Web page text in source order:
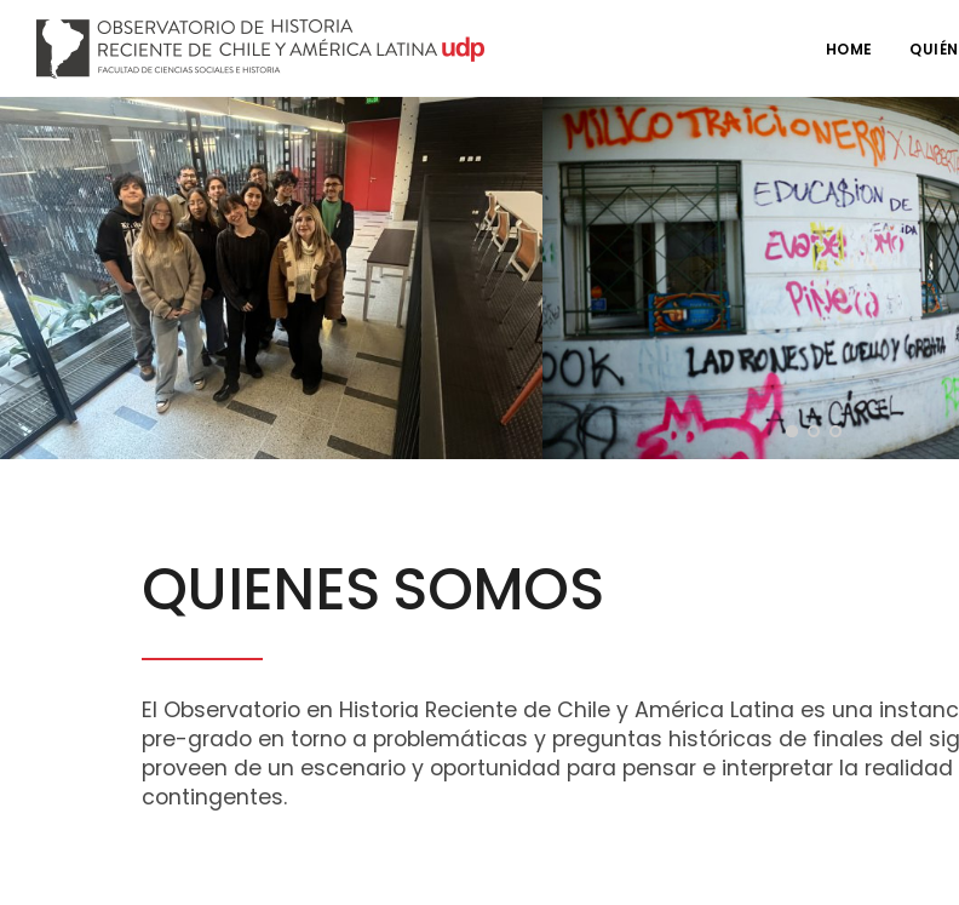
HOME
QUIENES SOMOS
El Observatorio en Historia Reciente de Chile y América Latina es una
pre-grado en torno a problemáticas y preguntas históricas de finales del
proveen de un escenario y oportunidad para pensar e interpretar la
contingentes.